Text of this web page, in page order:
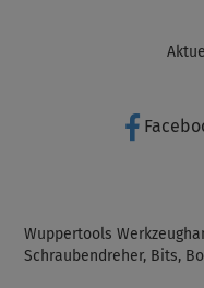
Wuppertools
Schraubendreher, Bits,